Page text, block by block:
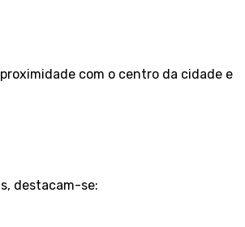
com o centro da cidade e
destacam-se: